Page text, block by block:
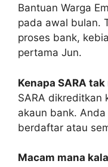
Bantuan Warga
pada awal bulan.
proses bank,
pertama Jun.
Kenapa SARA
SARA dikreditkan
akaun bank.
berdaftar atau
Macam mana